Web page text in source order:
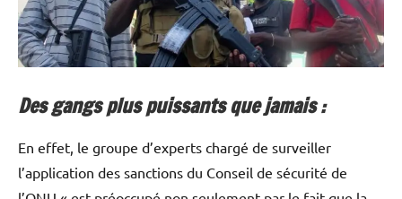
Des gangs plus puissants que jamais :
En effet, le groupe d’experts chargé de surveiller
l’application des sanctions du Conseil de sécurité de